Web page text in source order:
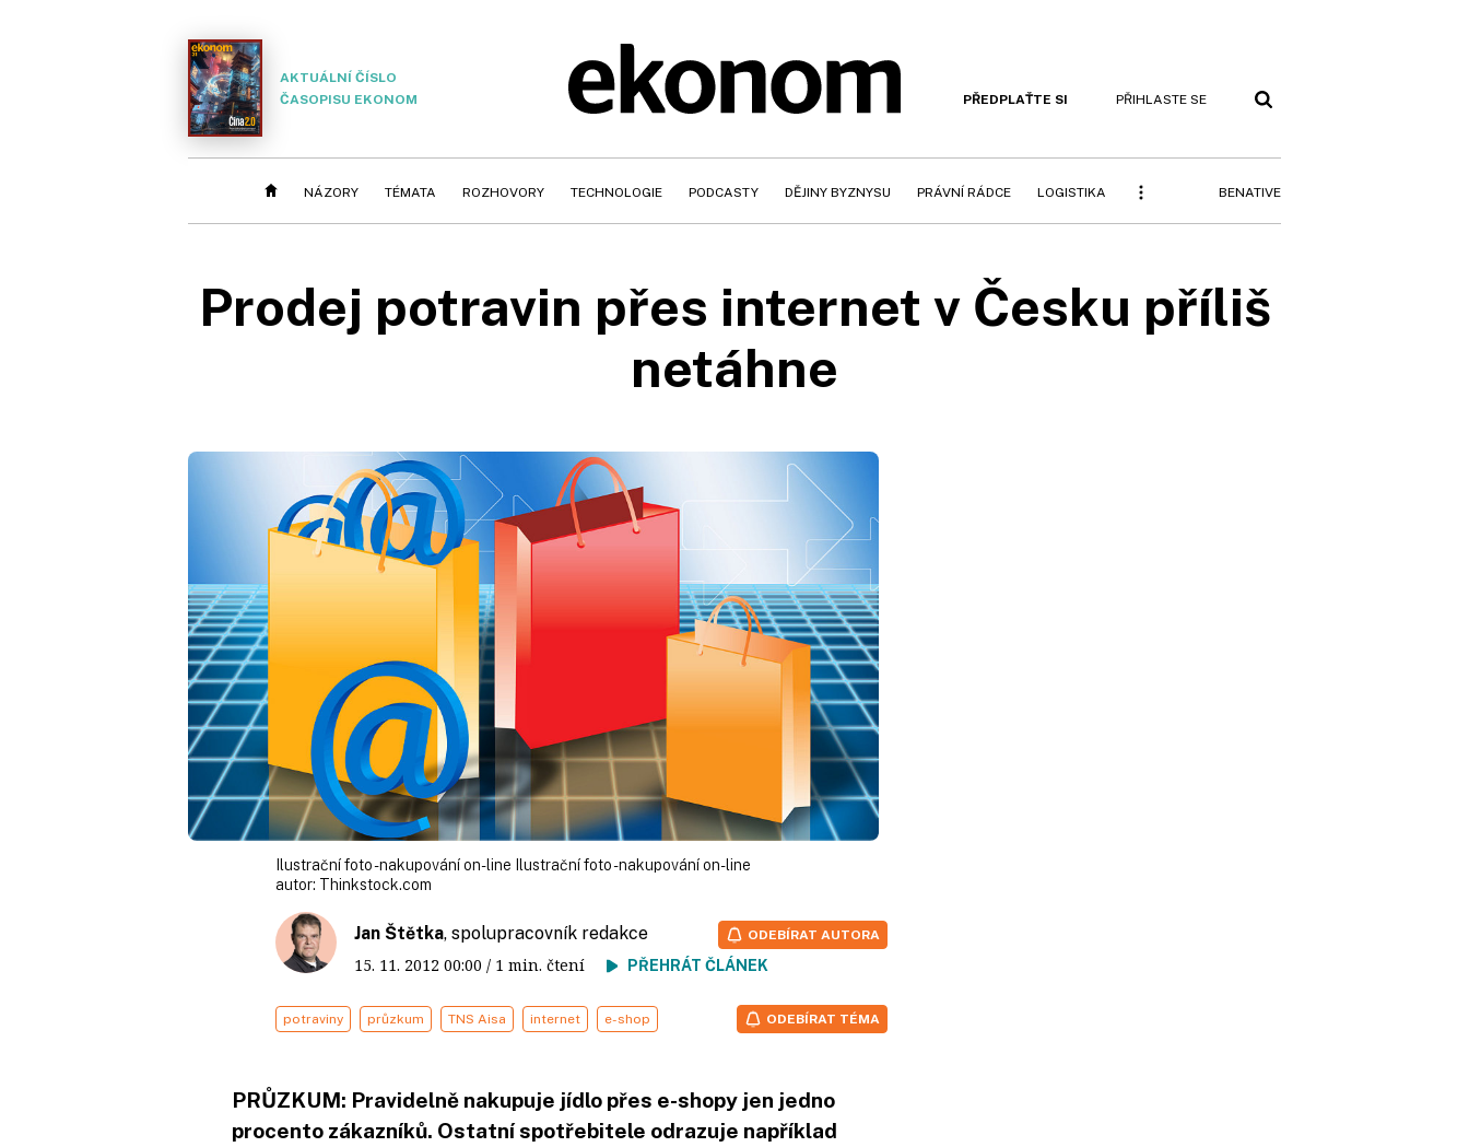
AKTUÁLNÍ ČÍSLO
ČASOPISU EKONOM
PŘEDPLAŤTE SI PŘIHLASTE SE
NÁZORY TÉMATA ROZHOVORY TECHNOLOGIE PODCASTY DĚJINY BYZNYSU PRÁVNÍ RÁDCE LOGISTIKA BENATIVE
Prodej potravin přes internet v Česku příliš
netáhne
Ilustrační foto - nakupování on-line Ilustrační foto - nakupování on-line
autor: Thinkstock.com
Jan Štětka, spolupracovník redakce
15. 11. 2012 00:00 / 1 min. čtení PŘEHRÁT ČLÁNEK
ODEBÍRAT AUTORA
potraviny průzkum TNS Aisa internet e-shop ODEBÍRAT TÉMA
PRŮZKUM: Pravidelně nakupuje jídlo přes e-shopy jen jedno
procento zákazníků. Ostatní spotřebitele odrazuje například